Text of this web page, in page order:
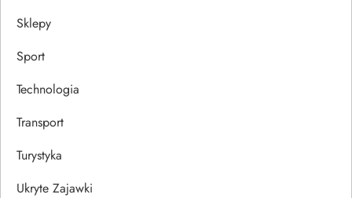
Sklepy
Sport
Technologia
Transport
Turystyka
Ukryte Zajawki